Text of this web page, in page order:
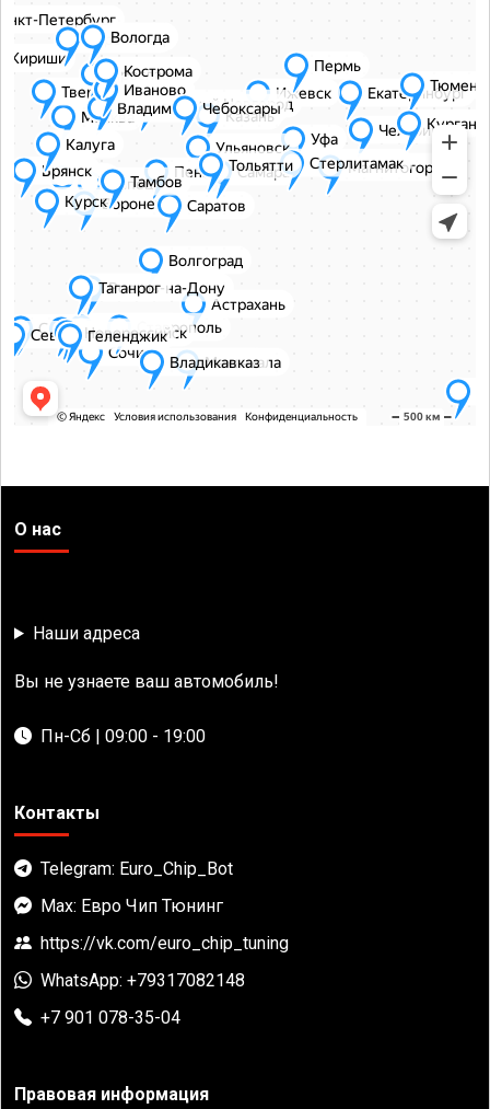
О нас
Наши адреса
Вы не узнаете ваш автомобиль!
Пн-Сб | 09:00 - 19:00
Контакты
Telegram: Euro_Chip_Bot
Max: Евро Чип Тюнинг
https://vk.com/euro_chip_tuning
WhatsApp: +79317082148
+7 901 078-35-04
Правовая информация